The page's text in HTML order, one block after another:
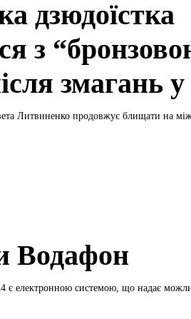
дзюдоїстка
з
змагань у
Литвиненко продовжує блищати на
Водафон
є електронною системою, що надає